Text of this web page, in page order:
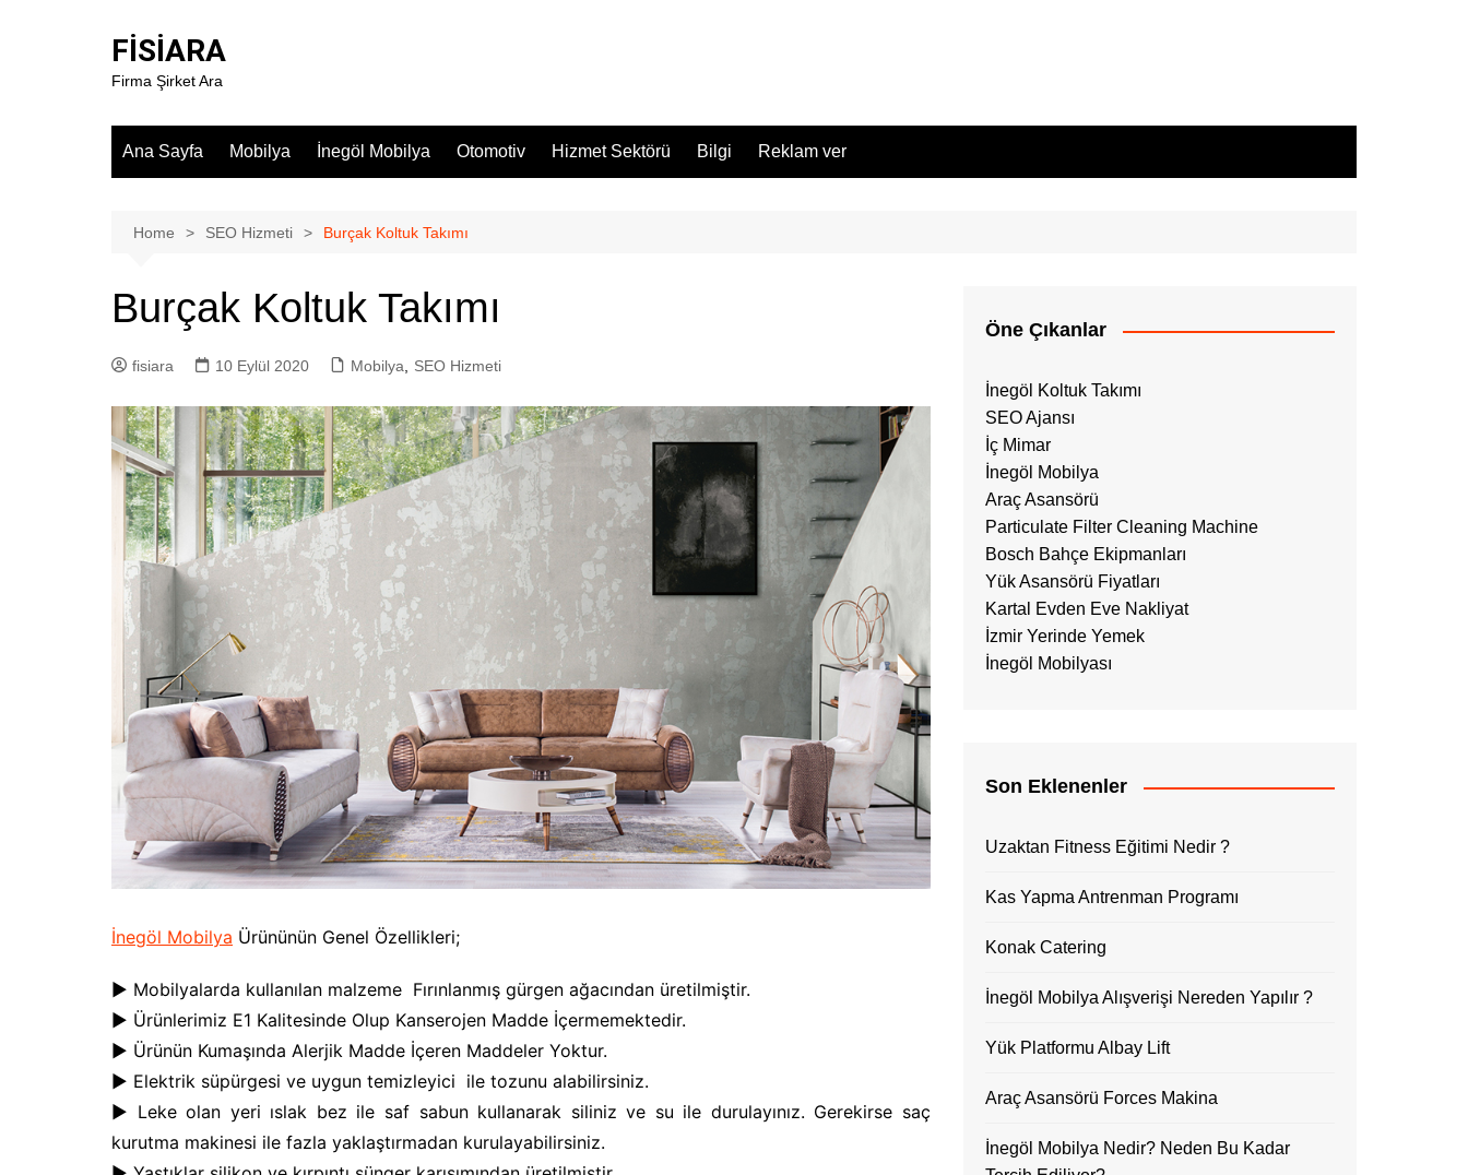
FİSİARA
Firma Şirket Ara
Ana Sayfa Mobilya İnegöl Mobilya Otomotiv Hizmet Sektörü Bilgi Reklam ver
Home SEO Hizmeti Burçak Koltuk Takımı
Burçak Koltuk Takımı
fisiara 10 Eylül 2020 Mobilya SEO Hizmeti
İnegöl Mobilya Ürününün Genel Özellikleri;
► Mobilyalarda kullanılan malzeme Fırınlanmış gürgen ağacından üretilmiştir.
► Ürünlerimiz E1 Kalitesinde Olup Kanserojen Madde İçermemektedir.
► Ürünün Kumaşında Alerjik Madde İçeren Maddeler Yoktur.
► Elektrik süpürgesi ve uygun temizleyici ile tozunu alabilirsiniz.
► Leke olan yeri ıslak bez ile saf sabun kullanarak siliniz ve su ile durulayınız. Gerekirse saç
kurutma makinesi ile fazla yaklaştırmadan kurulayabilirsiniz.
Öne Çıkanlar
İnegöl Koltuk Takımı
SEO Ajansı
İç Mimar
İnegöl Mobilya
Araç Asansörü
Particulate Filter Cleaning Machine
Bosch Bahçe Ekipmanları
Yük Asansörü Fiyatları
Kartal Evden Eve Nakliyat
İzmir Yerinde Yemek
İnegöl Mobilyası
Son Eklenenler
Uzaktan Fitness Eğitimi Nedir ?
Kas Yapma Antrenman Programı
Konak Catering
İnegöl Mobilya Alışverişi Nereden Yapılır ?
Yük Platformu Albay Lift
Araç Asansörü Forces Makina
İnegöl Mobilya Nedir? Neden Bu Kadar